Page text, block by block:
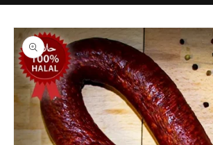
Пређите на
информације
о производу